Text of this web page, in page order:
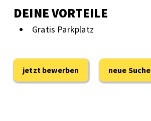
DEINE VORTEILE
Gratis Parkplatz
jetzt bewerben neue Suche